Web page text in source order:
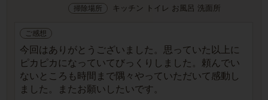
掃除場所 キッチン トイレ お風呂 洗面所
ご感想
今回はありがとうございました。思っていた以上に
ピカピカになっていてびっくりしました。頼んでい
ないところも時間まで隅々やっていただいて感動し
ました。またお願いしたいです。